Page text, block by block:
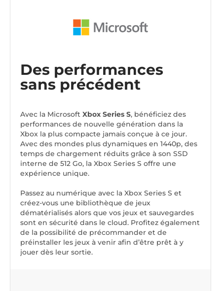
Des performances
sans précédent
Avec la Microsoft Xbox Series S, bénéficiez des
performances de nouvelle génération dans la
Xbox la plus compacte jamais conçue à ce jour.
Avec des mondes plus dynamiques en 1440p, des
temps de chargement réduits grâce à son SSD
interne de 512 Go, la Xbox Series S offre une
expérience unique.
Passez au numérique avec la Xbox Series S et
créez-vous une bibliothèque de jeux
dématérialisés alors que vos jeux et sauvegardes
sont en sécurité dans le cloud. Profitez également
de la possibilité de précommander et de
préinstaller les jeux à venir afin d’être prêt à y
jouer dès leur sortie.